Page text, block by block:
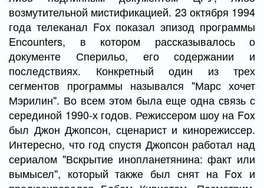
возмутительной мистификацией. 23 октября 1994
года телеканал Fox показал эпизод программы
Encounters, в котором рассказывалось о
документе Сперильо, его содержании и
последствиях. Конкретный один из трех
сегментов программы назывался "Марс хочет
Мэрилин". Во всем этом была еще одна связь с
серединой 1990-х годов. Режиссером шоу на Fox
был Джон Джопсон, сценарист и кинорежиссер.
Интересно, что год спустя Джопсон работал над
сериалом "Вскрытие инопланетянина: факт или
вымысел", который также был снят на Fox и